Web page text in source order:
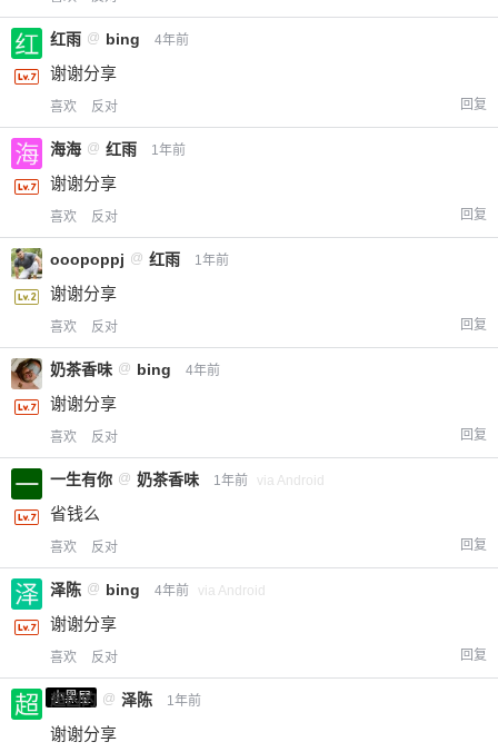
红雨 @ bing 4年前
谢谢分享
喜欢 反对 回复
海海 @ 红雨 1年前
谢谢分享
喜欢 反对 回复
ooopoppj @ 红雨 1年前
谢谢分享
喜欢 反对 回复
奶茶香味 @ bing 4年前
谢谢分享
喜欢 反对 回复
一生有你 @ 奶茶香味 1年前 via Android
省钱么
喜欢 反对 回复
泽陈 @ bing 4年前 via Android
谢谢分享
喜欢 反对 回复
小黑屋
超凶的 @ 泽陈 1年前
谢谢分享